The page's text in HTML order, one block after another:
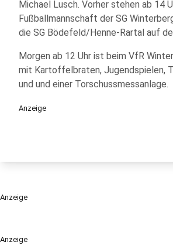
Anzeige
Michael Lusch. Vorher stehen ab 14
Fußballmannschaft der SG
die SG Bödefeld/Henne-Rartal auf
Morgen ab 12 Uhr ist beim VfR
mit Kartoffelbraten, Jugendspielen,
und und einer Torschussmessanlage.
Anzeige
Anzeige